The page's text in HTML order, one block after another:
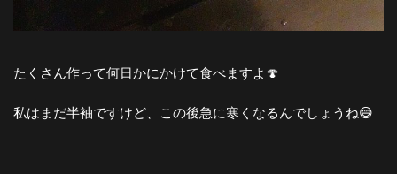
たくさん作って何日かにかけて食べますよ🍄
私はまだ半袖ですけど、この後急に寒くなるんでしょうね😅